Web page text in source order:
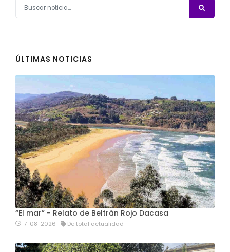
ÚLTIMAS NOTICIAS
“El mar” - Relato de Beltrán Rojo Dacasa
7-08-2026 De total actualidad